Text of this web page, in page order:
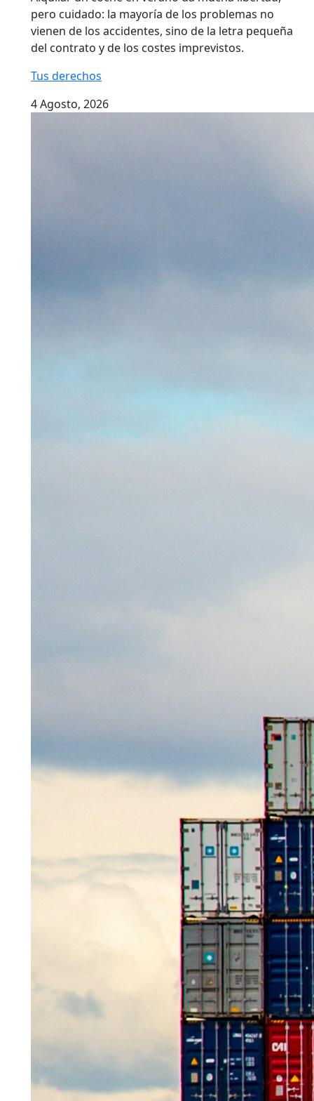
pero cuidado: la mayoría de los problemas no
vienen de los accidentes, sino de la letra pequeña
del contrato y de los costes imprevistos.
Tus derechos
4 Agosto, 2026